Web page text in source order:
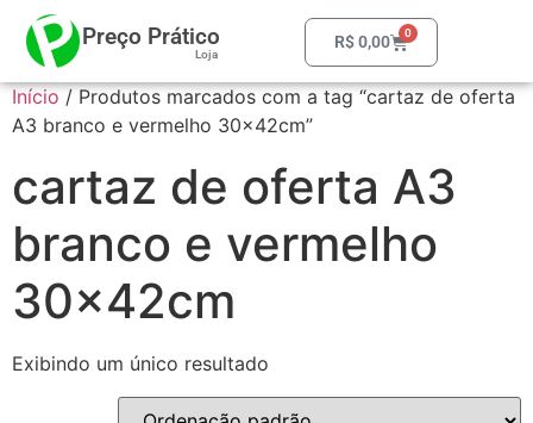
Preço Prático
Loja
R$0,00 0
Início / Produtos marcados com a tag “cartaz de oferta
A3 branco e vermelho 30x42cm”
cartaz de oferta A3
branco e vermelho
30x42cm
Exibindo um único resultado